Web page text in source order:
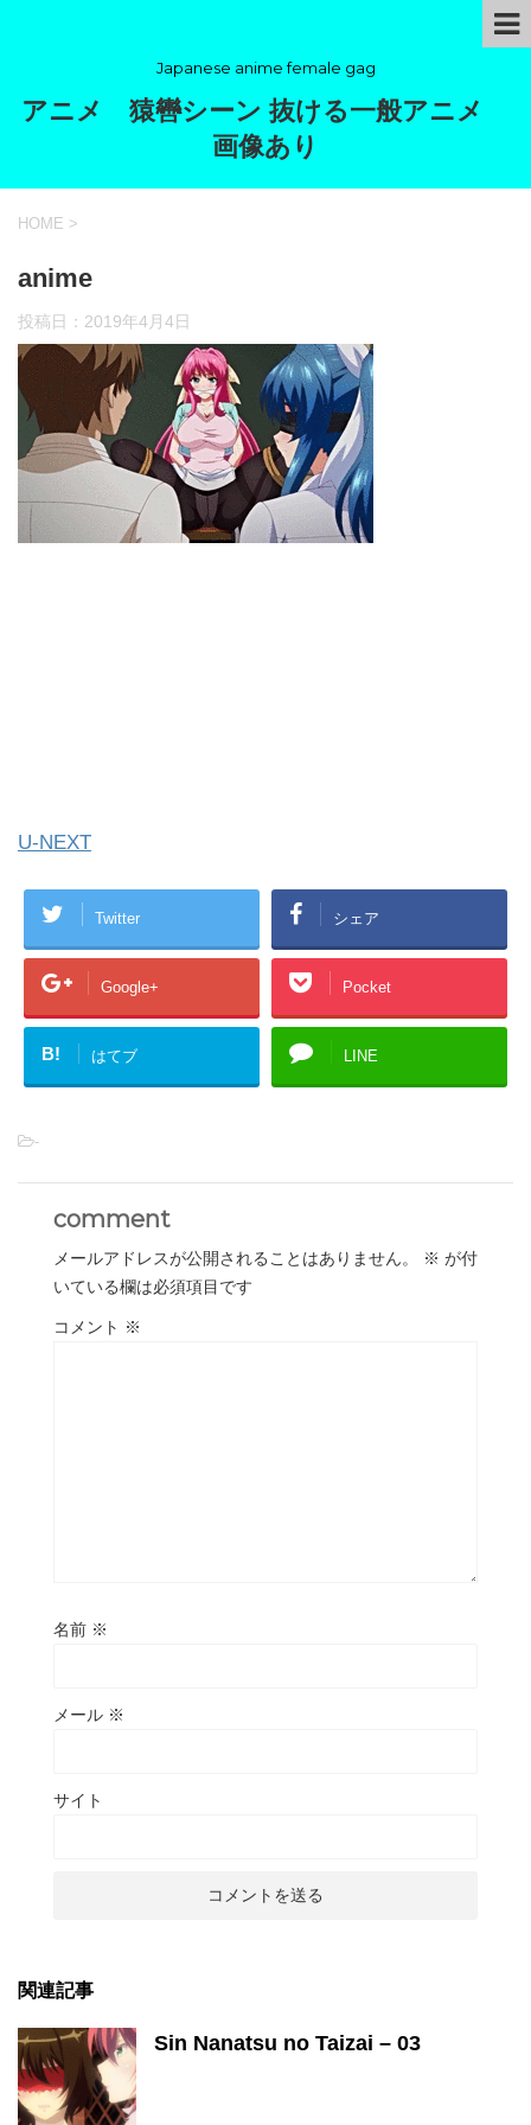
Japanese anime female gag
アニメ 猿轡シーン 抜ける一般アニメ
画像あり
HOME >
anime
投稿日： 2019年4月4日
U-NEXT
Twitter シェア
Google+ Pocket
B! はてブ LINE
-
comment
メールアドレスが公開されることはありません。 ※ が付
いている欄は必須項目です
コメント ※
名前 ※
メール ※
サイト
関連記事
Sin Nanatsu no Taizai – 03